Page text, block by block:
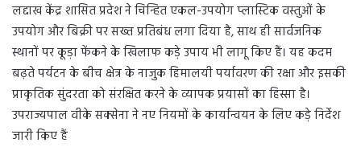
लद्दाख केंद्र शासित प्रदेश ने चिन्हित एकल-उपयोग प्लास्टिक वस्तुओं के
उपयोग और बिक्री पर सख्त प्रतिबंध लगा दिया है, साथ ही सार्वजनिक
स्थानों पर कूड़ा फेंकने के खिलाफ कड़े उपाय भी लागू किए हैं। यह कदम
बढ़ते पर्यटन के बीच क्षेत्र के नाजुक हिमालयी पर्यावरण की रक्षा और इसकी
प्राकृतिक सुंदरता को संरक्षित करने के व्यापक प्रयासों का हिस्सा है।
उपराज्यपाल वीके सक्सेना ने नए नियमों के कार्यान्वयन के लिए कड़े निर्देश
जारी किए हैं